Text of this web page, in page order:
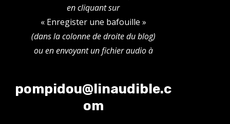
en cliquant sur
« Enregister une bafouille »
(dans la colonne de droite du blog)
ou en envoyant un fichier audio à
pompidou@linaudible.c
om